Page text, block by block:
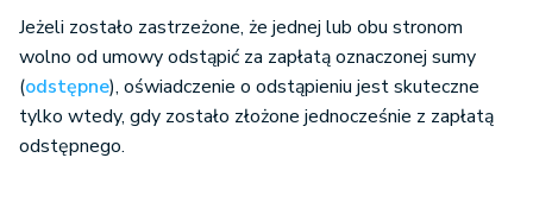
Jeżeli zostało zastrzeżone, że jednej lub obu stronom
wolno od umowy odstąpić za zapłatą oznaczonej sumy
(odstępne), oświadczenie o odstąpieniu jest skuteczne
tylko wtedy, gdy zostało złożone jednocześnie z zapłatą
odstępnego.